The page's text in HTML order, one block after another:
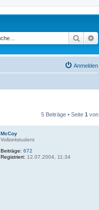
Suche
Anmelden
5 Beiträge • Seite 1 von
McCoy
Vollzeitstudent
Beiträge: 672
Registriert: 12.07.2004, 11:34